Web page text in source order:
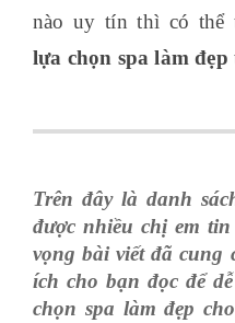
nào uy tín thì có thể
lựa chọn spa làm
Trên đây là danh
được nhiều chị em
vọng bài viết đã
ích cho bạn đọc để
chọn spa làm đẹp